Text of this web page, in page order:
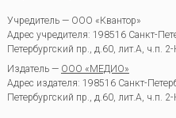
Учредитель — ООО «Квантор»
Адрес учредителя: 198516 Санкт-
Петербургский пр., д.60, лит.А, ч.п.
Издатель — ООО «МЕДИО»
Адрес издателя: 198516 Санкт-
Петербургский пр., д.60, лит.А, ч.п.